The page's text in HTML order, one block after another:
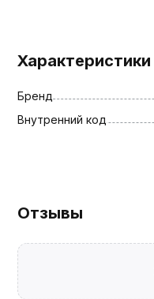
Характеристики
Бренд
Внутренний код
Отзывы